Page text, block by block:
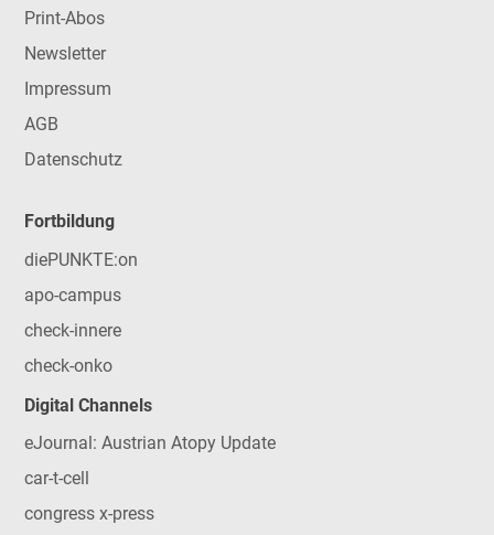
Print-Abos
Newsletter
Impressum
AGB
Datenschutz
Fortbildung
diePUNKTE:on
apo-campus
check-innere
check-onko
Digital Channels
eJournal: Austrian Atopy Update
car-t-cell
congress x-press